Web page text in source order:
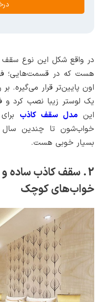
در واقع شکل این نوع سقف
هست که در قسمت‌هایی؛
اون پایین‌تر قرار می‌گیره.
یک لوستر زیبا نصب کرد و
اینمدل سقف کاذب
خواب‌شون تا چندین سال
بسیار خوبی هست.
2. سقف کاذب ساده
خواب‌های کوچک